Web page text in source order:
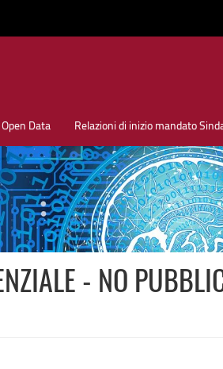
Data Relazioni di inizio mandato
- NO